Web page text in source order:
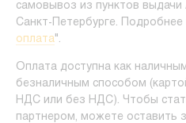
самовывоз из пунктов
Санкт-Петербурге. Подробнее
оплата".
Оплата доступна как
безналичным способом
НДС или без НДС). Чтобы
партнером, можете оставить